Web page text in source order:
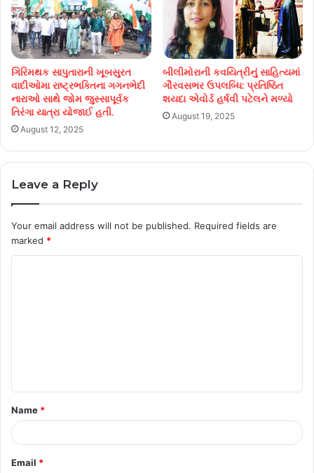
ગિરિમથક સાપુતારાની ખૂબસુરત
વાદીઓમા રાષ્ટ્રભક્તિના ગગનભેદી
નારાઓ સાથે જોમ જુસ્સાપૂર્વક
તિરંગા યાત્રા યોજાઈ હતી.
August 12, 2025
બીલીમોરાની કવયિત્રીનું સાહિત્યમાં
ગૌરવસભર ઉપલબ્ધિ: પ્રતિષ્ઠિત
શયદા એવોર્ડ હર્ષવી પટેલને મળ્યો
August 19, 2025
Leave a Reply
Your email address will not be published. Required fields are
marked *
t
*
Name *
Email *